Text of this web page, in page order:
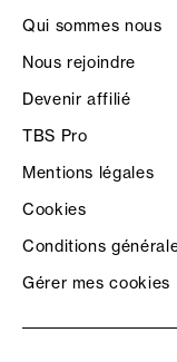
Qui sommes nous
Nous rejoindre
Devenir affilié
TBS Pro
Mentions légales
Cookies
Conditions
Gérer mes cookies